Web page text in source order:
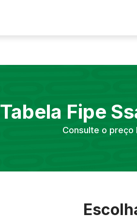
Tabela Fipe
Consulte o preço